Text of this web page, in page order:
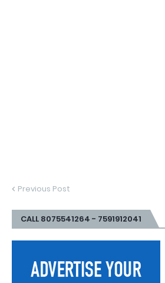
Previous Post
CALL 8075541264 - 7591912041